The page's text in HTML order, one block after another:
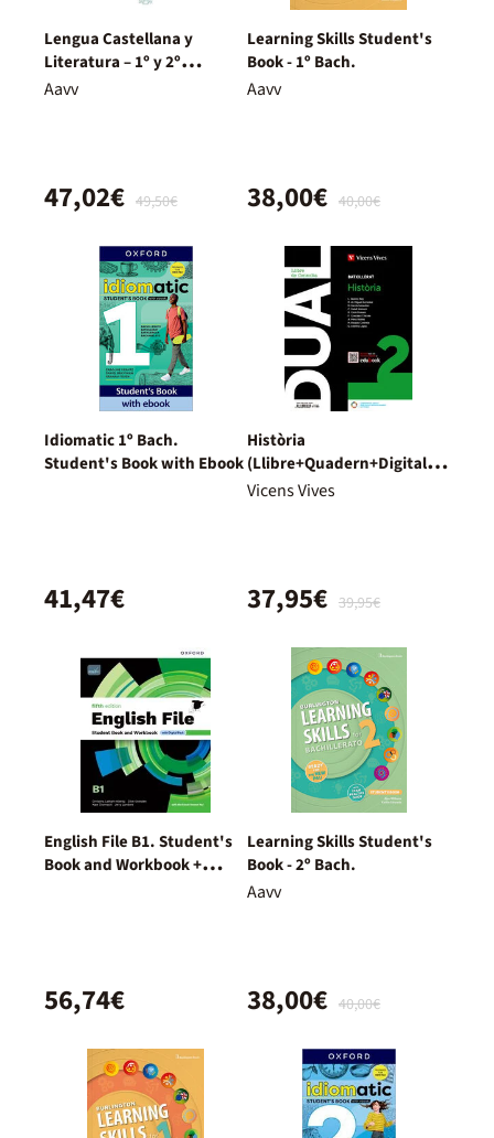
Lengua Castellana y
Literatura – 1º y 2º
Bachillerato – Nuevo
Aavv
49,50€
47,02€
Learning Skills Student's
Book - 1º Bach.
Aavv
40,00€
38,00€
Idiomatic 1º Bach.
Student's Book with Ebook
41,47€
Història
(Llibre+Quadern+Digital)
Dual
Vicens Vives
39,95€
37,95€
English File B1. Student's
Book and Workbook +
56,74€
Learning Skills Student's
Book - 2º Bach.
Aavv
40,00€
38,00€